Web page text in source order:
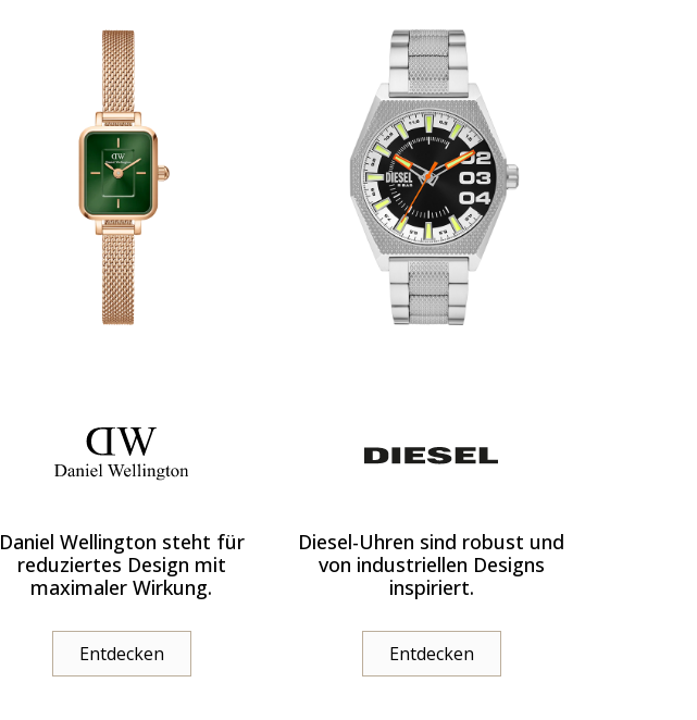
Daniel Wellington steht für
reduziertes Design mit
maximaler Wirkung.
Entdecken
Diesel-Uhren sind robust und
von industriellen Designs
inspiriert.
Entdecken